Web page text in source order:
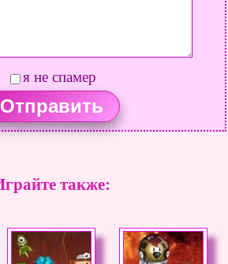
09.07.2016
я не спамер
также: